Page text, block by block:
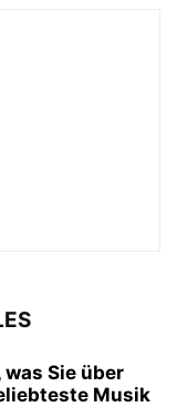
Sie über
Musik